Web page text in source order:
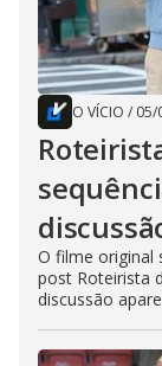
O VÍCIO / 05/
O filme original
post Roteirista
discussão